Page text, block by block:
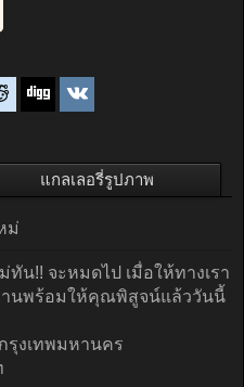
แกลเลอรี่รูปภาพ
ม่
น!! จะหมดไป เมื่อให้ทางเรา
านพร้อมให้คุณพิสูจน์แล้ววันนี้
รุงเทพมหานคร